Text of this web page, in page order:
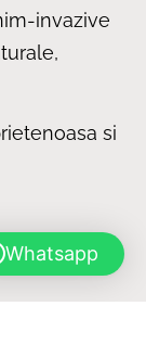
invazive
si
Whatsapp